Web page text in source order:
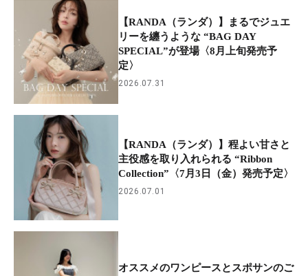
【RANDA（ランダ）】まるでジュエ
リーを纏うような “BAG DAY
SPECIAL”が登場〈8月上旬発売予
定〉
2026.07.31
【RANDA（ランダ）】程よい甘さと
主役感を取り入れられる “Ribbon
Collection”〈7月3日（金）発売予定〉
2026.07.01
オススメのワンピースとスポサンのご